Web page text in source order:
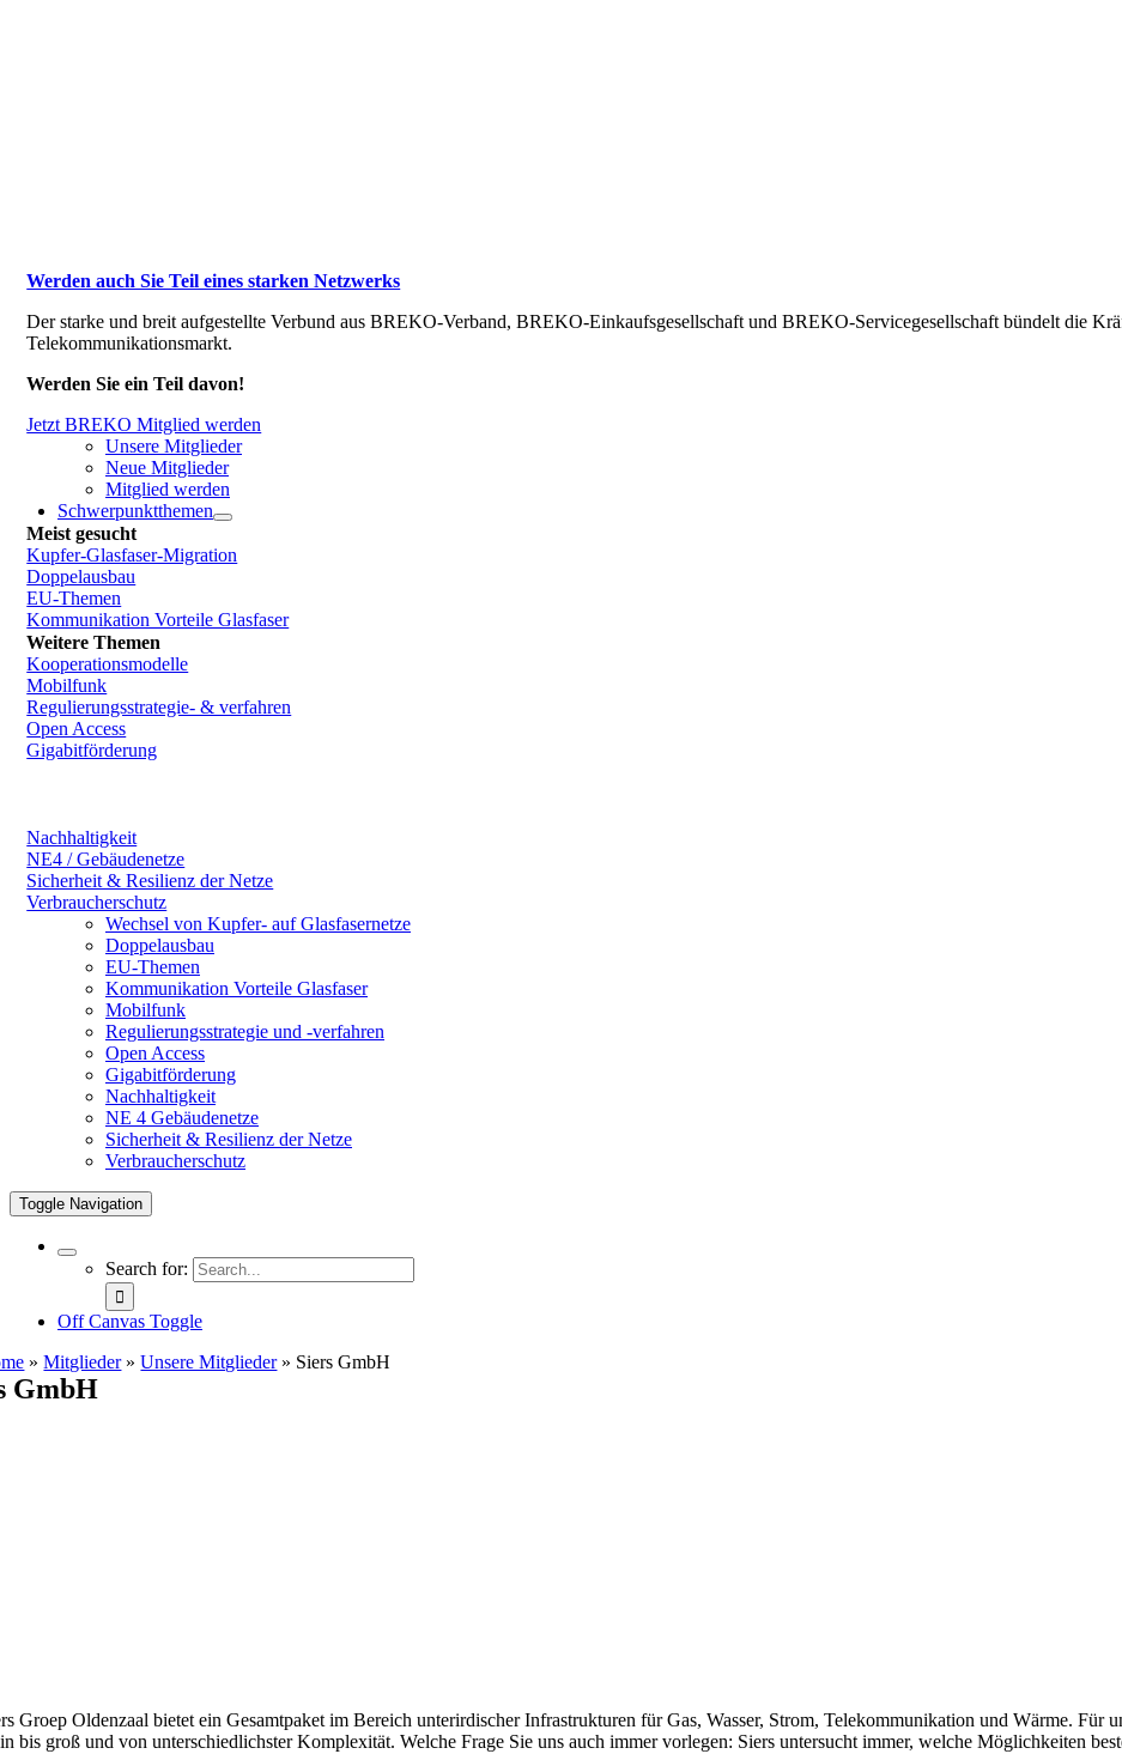
Werden auch Sie Teil eines starken Netzwerks
Der starke und breit aufgestellte Verbund aus BREKO-Verband, BREKO-Einkaufsgesellschaft und BREKO-Servicegesellschaft bündelt die
Telekommunikationsmarkt.
Werden Sie ein Teil davon!
Jetzt BREKO Mitglied werden
Unsere Mitglieder
Neue Mitglieder
Mitglied werden
Schwerpunktthemen
Meist gesucht
Kupfer-Glasfaser-Migration
Doppelausbau
EU-Themen
Kommunikation Vorteile Glasfaser
Weitere Themen
Kooperationsmodelle
Mobilfunk
Regulierungsstrategie- & verfahren
Open Access
Gigabitförderung
Nachhaltigkeit
NE4 / Gebäudenetze
Sicherheit & Resilienz der Netze
Verbraucherschutz
Wechsel von Kupfer- auf Glasfasernetze
Doppelausbau
EU-Themen
Kommunikation Vorteile Glasfaser
Mobilfunk
Regulierungsstrategie und -verfahren
Open Access
Gigabitförderung
Nachhaltigkeit
NE 4 Gebäudenetze
Sicherheit & Resilienz der Netze
Verbraucherschutz
Toggle Navigation
Search for:
Off Canvas Toggle
»Mitglieder»Unsere Mitglieder» Siers GmbH
GmbH
Groep Oldenzaal bietet ein Gesamtpaket im Bereich unterirdischer Infrastrukturen für Gas, Wasser, Strom, Telekommunikation und Wärme.
bis groß und von unterschiedlichster Komplexität. Welche Frage Sie uns auch immer vorlegen: Siers untersucht immer, welche Möglichkeiten